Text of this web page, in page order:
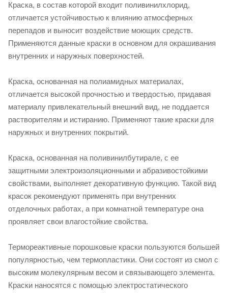
Краска, в состав которой входит поливинилхлорид,
отличается устойчивостью к влиянию атмосферных
перепадов и выносит воздействие моющих средств.
Применяются данные краски в основном для окрашивания
внутренних и наружных поверхностей.
Краска, основанная на полиамидных материалах,
отличается высокой прочностью и твердостью, придавая
материалу привлекательный внешний вид, не поддается
растворителям и истиранию. Применяют такие краски для
наружных и внутренних покрытий.
Краска, основанная на поливинилбутирале, с ее
защитными электроизоляционными и абразивостойкими
свойствами, выполняет декоративную функцию. Такой вид
красок рекомендуют применять при внутренних
отделочных работах, а при комнатной температуре она
проявляет свои влагостойкие свойства.
Термореактивные порошковые краски пользуются большей
популярностью, чем термопластики. Они состоят из смол с
высоким молекулярным весом и связывающего элемента.
Краски наносятся с помощью электростатического